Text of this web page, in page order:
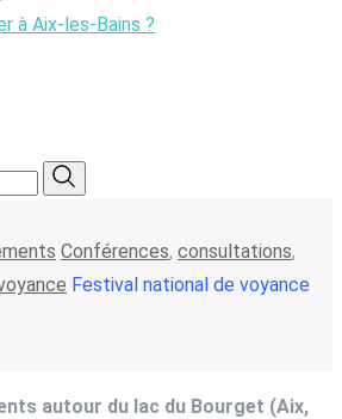
à Aix-les-Bains ?
Conférences, consultations,
Festival national de voyance
autour du lac du Bourget (Aix,